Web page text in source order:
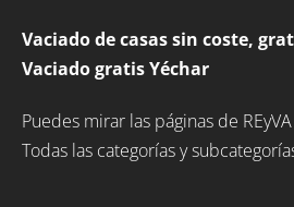
Vaciado de casas sin coste,
Vaciado gratis Yéchar
Puedes mirar las páginas de
Todas las categorías y